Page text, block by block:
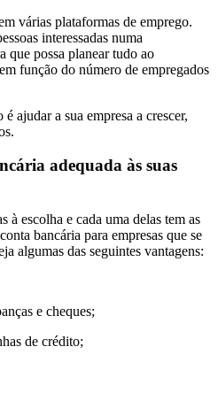
várias plataformas de emprego.
interessadas numa
que possa planear tudo ao
função do número de empregados
ajudar a sua empresa a crescer,
adequada às suas
à escolha e cada uma delas tem as
bancária para empresas que se
algumas das seguintes vantagens:
e cheques;
de crédito;